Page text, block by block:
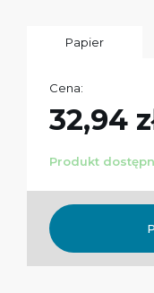
Papier
Cena:
32,94
Produkt